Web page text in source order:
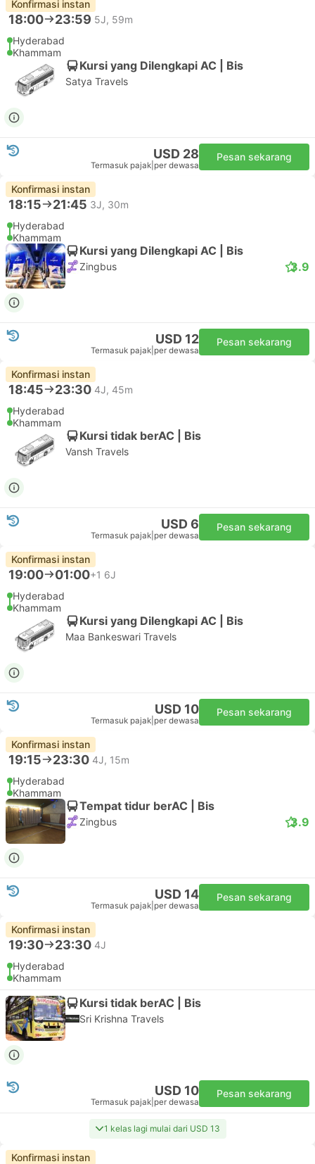
Konfirmasi instan
18:00 23:59 5J, 59m
Hyderabad
Khammam
Kursi yang Dilengkapi AC | Bis
Satya Travels
USD 28
Termasuk pajak per dewasa
Pesan sekarang
Konfirmasi instan
18:15 21:45 3J, 30m
Hyderabad
Khammam
Kursi yang Dilengkapi AC | Bis
Zingbus 3.9
USD 12
Termasuk pajak per dewasa
Pesan sekarang
Konfirmasi instan
18:45 23:30 4J, 45m
Hyderabad
Khammam
Kursi tidak berAC | Bis
Vansh Travels
USD 6
Termasuk pajak per dewasa
Pesan sekarang
Konfirmasi instan
19:00 01:00+1 6J
Hyderabad
Khammam
Kursi yang Dilengkapi AC | Bis
Maa Bankeswari Travels
USD 10
Termasuk pajak per dewasa
Pesan sekarang
Konfirmasi instan
19:15 23:30 4J, 15m
Hyderabad
Khammam
Tempat tidur berAC | Bis
Zingbus 3.9
USD 14
Termasuk pajak per dewasa
Pesan sekarang
Konfirmasi instan
19:30 23:30 4J
Hyderabad
Khammam
Kursi tidak berAC | Bis
Sri Krishna Travels
USD 10
Termasuk pajak per dewasa
Pesan sekarang
1 kelas lagi mulai dari USD 13
Konfirmasi instan